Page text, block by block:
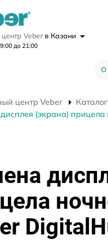
Veber в Казани
до 21:00
О
центр Veber
(экрана)